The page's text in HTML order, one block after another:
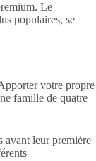
Le
populaires, se
votre propre
famille de quatre
avant leur première